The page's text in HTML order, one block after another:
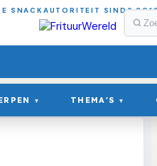
SNACKAUTORITEIT SINDS
▾ THEMA'S ▾